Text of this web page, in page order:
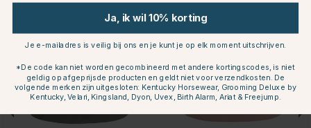
Ja, ik wil 10% korting
Je e-mailadres is veilig bij ons en je kunt je op elk moment uitschrijven.
*De code kan niet worden gecombineerd met andere kortingscodes, is niet
geldig op afgeprijsde producten en geldt niet voor verzendkosten. De
volgende merken zijn uitgesloten: Kentucky Horsewear, Grooming Deluxe by
Kentucky, Velari, Kingsland, Dyon, Uvex, Birth Alarm, Ariat & Freejump.